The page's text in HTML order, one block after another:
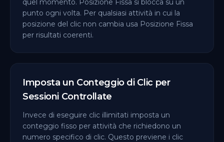
quel momento. Posizione Fissa si blocca su un
punto ogni volta. Per qualsiasi attività in cui la
posizione del clic non cambia usa Posizione Fissa
per risultati coerenti.
Imposta un Conteggio di Clic per
Sessioni Controllate
Invece di eseguire clic illimitati imposta un
conteggio fisso per attività che richiedono un
numero specifico di clic. Questo previene i clic